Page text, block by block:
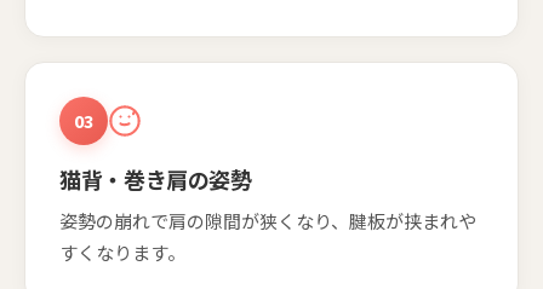
03
猫背・巻き肩の姿勢
姿勢の崩れで肩の隙間が狭くなり、腱板が挟まれや
すくなります。